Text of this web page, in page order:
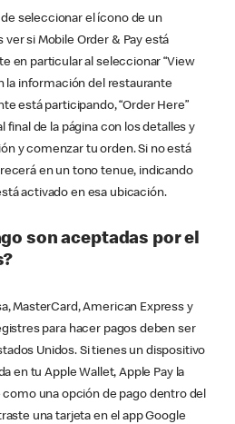
seleccionar el ícono de un
si Mobile Order & Pay está
en particular al seleccionar “View
la información del restaurante
está participando, “Order Here”
final de la página con los detalles y
y comenzar tu orden. Si no está
en un tono tenue, indicando
activado en esa ubicación.
son aceptadas por el
MasterCard, American Express y
para hacer pagos deben ser
Unidos. Si tienes un dispositivo
en tu Apple Wallet, Apple Pay la
una opción de pago dentro del
una tarjeta en el app Google